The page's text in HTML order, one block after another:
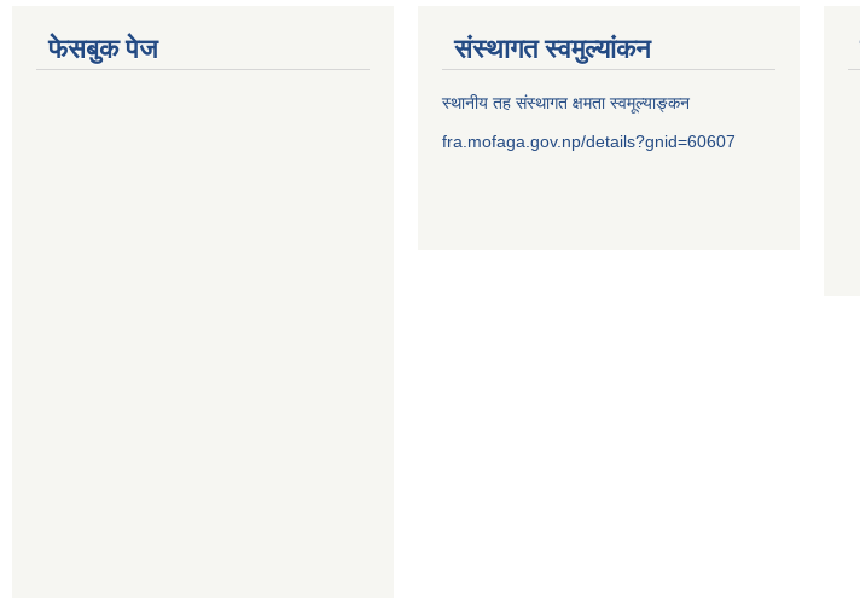
फेसबुक पेज संस्थागत स्वमुल्यांकन
स्थानीय तह संस्थागत क्षमता स्वमूल्याङ्कन
fra.mofaga.gov.np/details?gnid=60607